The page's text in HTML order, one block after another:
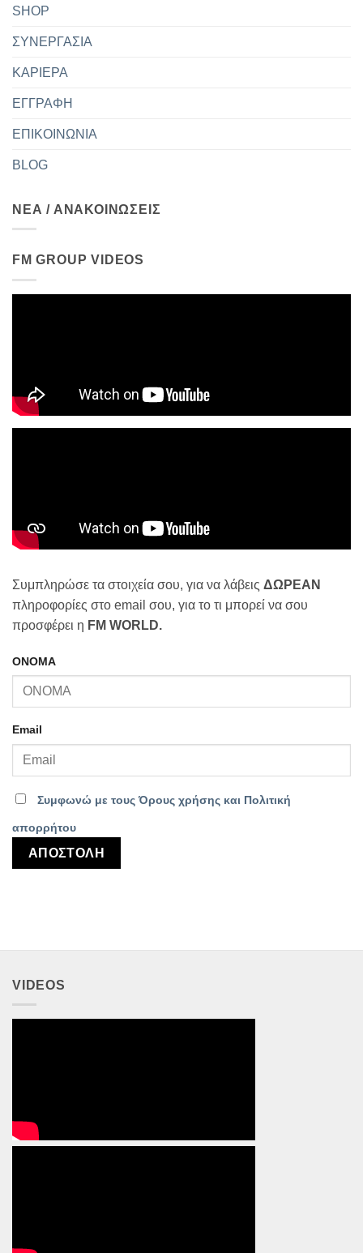
SHOP
ΣΥΝΕΡΓΑΣΙΑ
ΚΑΡΙΕΡΑ
ΕΓΓΡΑΦΗ
ΕΠΙΚΟΙΝΩΝΙΑ
BLOG
ΝΕΑ / ΑΝΑΚΟΙΝΩΣΕΙΣ
FM GROUP VIDEOS
Συμπληρώσε τα στοιχεία σου, για να λάβεις ΔΩΡΕΑΝ
πληροφορίες στο email σου, για το τι μπορεί να σου
προσφέρει η FM WORLD.
ΟΝΟΜΑ
Email
Συμφωνώ με τους Όρους χρήσης και Πολιτική
απορρήτου
VIDEOS